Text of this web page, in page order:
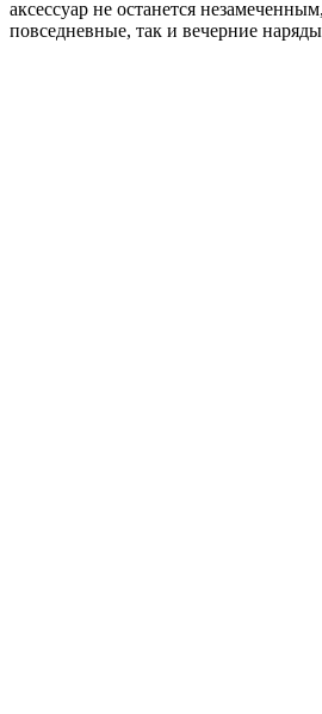
аксессуар не останется
повседневные, так и вечерние